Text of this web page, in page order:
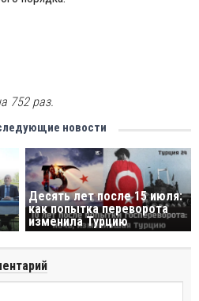
752 раз.
новости
Десять лет после 15 июля:
как попытка переворота
изменила Турцию